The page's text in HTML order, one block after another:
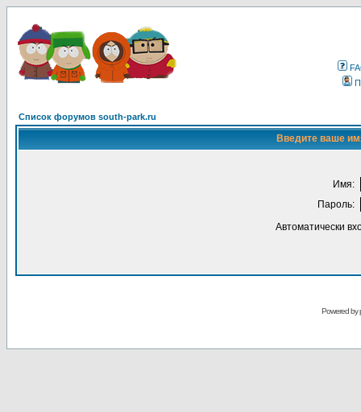
Список форумов south-park.ru
Введите ваше
Имя:
Пароль:
Автоматически
Powered by